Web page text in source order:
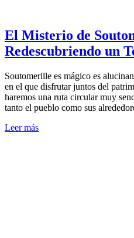
El Misterio de
Redescubriendo un
Soutomerille es mágico es
en el que disfrutar juntos del
haremos una ruta circular muy
tanto el pueblo como sus
Leer más